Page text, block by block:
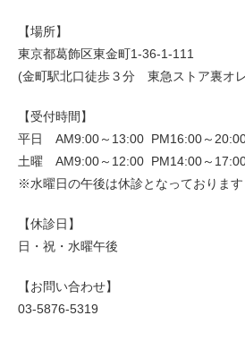
【場所】
東京都葛飾区東金町1-36-1-111
(金町駅北口徒歩３分 東急ストア裏オ
【受付時間】
平日 AM9:00～13:00 PM16:00～
土曜 AM9:00～12:00 PM14:00～
※水曜日の午後は休診となっております
【休診日】
日・祝・水曜午後
【お問い合わせ】
03-5876-5319